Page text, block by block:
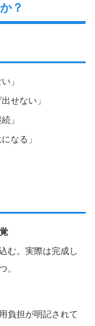
？
」
せない」
」
なる」
む。実際は完成し
。
負担が明記されて